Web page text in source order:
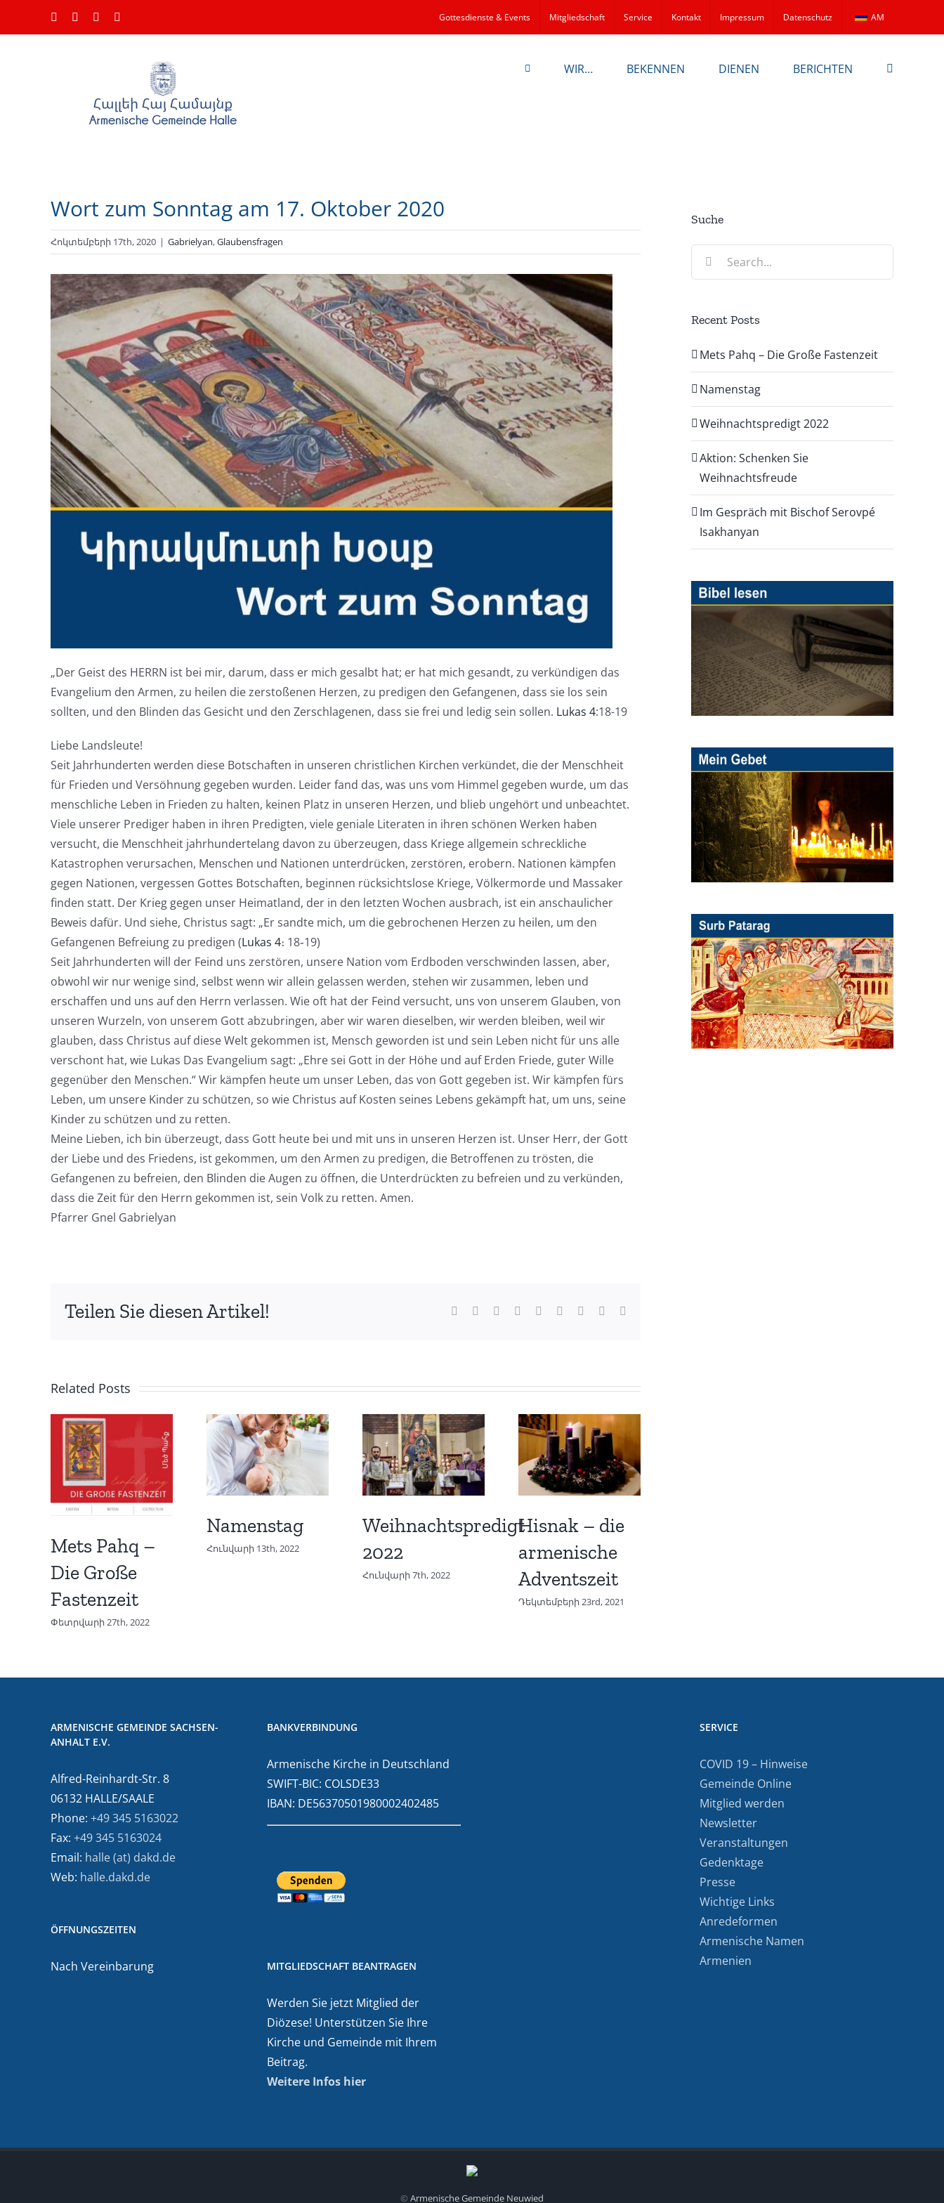
FacebookInstagramYouTube Gottesdienste & Events Mitgliedschaft Service Kontakt Impressum Datenschutz AM
WIR… BEKENNEN DIENEN BERICHTEN
Wort zum Sonntag am 17. Oktober 2020
Հոկտեմբերի 17th, 2020 | Gabrielyan,Glaubensfragen
„Der Geist des HERRN ist bei mir, darum, dass er mich gesalbt hat; er hat mich gesandt, zu verkündigen das
Evangelium den Armen, zu heilen die zerstoßenen Herzen, zu predigen den Gefangenen, dass sie los sein
sollten, und den Blinden das Gesicht und den Zerschlagenen, dass sie frei und ledig sein sollen. Lukas 4:18-19
Liebe Landsleute!
Seit Jahrhunderten werden diese Botschaften in unseren christlichen Kirchen verkündet, die der Menschheit
für Frieden und Versöhnung gegeben wurden. Leider fand das, was uns vom Himmel gegeben wurde, um das
menschliche Leben in Frieden zu halten, keinen Platz in unseren Herzen, und blieb ungehört und unbeachtet.
Viele unserer Prediger haben in ihren Predigten, viele geniale Literaten in ihren schönen Werken haben
versucht, die Menschheit jahrhundertelang davon zu überzeugen, dass Kriege allgemein schreckliche
Katastrophen verursachen, Menschen und Nationen unterdrücken, zerstören, erobern. Nationen kämpfen
gegen Nationen, vergessen Gottes Botschaften, beginnen rücksichtslose Kriege, Völkermorde und Massaker
finden statt. Der Krieg gegen unser Heimatland, der in den letzten Wochen ausbrach, ist ein anschaulicher
Beweis dafür. Und siehe, Christus sagt: „Er sandte mich, um die gebrochenen Herzen zu heilen, um den
Gefangenen Befreiung zu predigen (Lukas 4։ 18֊19)
Seit Jahrhunderten will der Feind uns zerstören, unsere Nation vom Erdboden verschwinden lassen, aber,
obwohl wir nur wenige sind, selbst wenn wir allein gelassen werden, stehen wir zusammen, leben und
erschaffen und uns auf den Herrn verlassen. Wie oft hat der Feind versucht, uns von unserem Glauben, von
unseren Wurzeln, von unserem Gott abzubringen, aber wir waren dieselben, wir werden bleiben, weil wir
glauben, dass Christus auf diese Welt gekommen ist, Mensch geworden ist und sein Leben nicht für uns alle
verschont hat, wie Lukas Das Evangelium sagt: „Ehre sei Gott in der Höhe und auf Erden Friede, guter Wille
gegenüber den Menschen.“ Wir kämpfen heute um unser Leben, das von Gott gegeben ist. Wir kämpfen fürs
Leben, um unsere Kinder zu schützen, so wie Christus auf Kosten seines Lebens gekämpft hat, um uns, seine
Kinder zu schützen und zu retten.
Meine Lieben, ich bin überzeugt, dass Gott heute bei und mit uns in unseren Herzen ist. Unser Herr, der Gott
der Liebe und des Friedens, ist gekommen, um den Armen zu predigen, die Betroffenen zu trösten, die
Gefangenen zu befreien, den Blinden die Augen zu öffnen, die Unterdrückten zu befreien und zu verkünden,
dass die Zeit für den Herrn gekommen ist, sein Volk zu retten. Amen.
Pfarrer Gnel Gabrielyan
Teilen Sie diesen Artikel! Facebook Reddit LinkedInWhatsApp
TumblrPinterest
Related Posts
Mets Pahq –
Die Große
Fastenzeit
Փետրվարի 27th, 2022
Namenstag
Հունվարի 13th, 2022
Weihnachtspredigt
2022
Հունվարի 7th, 2022
Hisnak – die
armenische
Adventszeit
Դեկտեմբերի 23rd, 2021
Suche
Search
Recent Posts
Mets Pahq – Die Große Fastenzeit
Namenstag
Weihnachtspredigt 2022
Aktion: Schenken Sie
Weihnachtsfreude
Im Gespräch mit Bischof Serovpé
Isakhanyan
ARMENISCHE GEMEINDE SACHSEN-
ANHALT E.V.
Alfred-Reinhardt-Str. 8
06132 HALLE/SAALE
Phone: +49 345 5163022
Fax: +49 345 5163024
Email: halle (at) dakd.de
Web: halle.dakd.de
ÖFFNUNGSZEITEN
Nach Vereinbarung
BANKVERBINDUNG
Armenische Kirche in Deutschland
SWIFT-BIC: COLSDE33
IBAN: DE56370501980002402485
MITGLIEDSCHAFT BEANTRAGEN
Werden Sie jetzt Mitglied der
Diözese! Unterstützen Sie Ihre
Kirche und Gemeinde mit Ihrem
Beitrag.
Weitere Infos hier
SERVICE
COVID 19 – Hinweise
Gemeinde Online
Mitglied werden
Newsletter
Veranstaltungen
Gedenktage
Presse
Wichtige Links
Anredeformen
Armenische Namen
Armenien
© Armenische Gemeinde Neuwied